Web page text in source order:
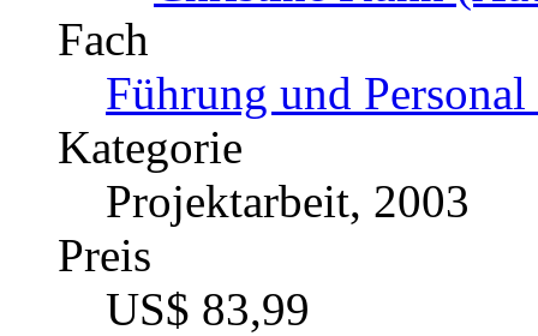
Fach
Führung und
Kategorie
Projektarbeit, 2003
Preis
US$ 83,99